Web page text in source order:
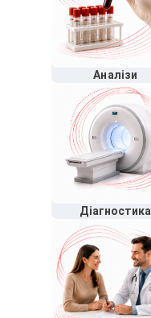
Аналізи
Діагностика